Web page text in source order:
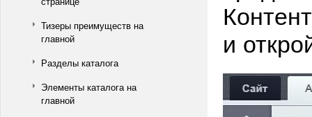
Тизеры преимуществ на
главной
Разделы каталога
Элементы каталога на
главной
и